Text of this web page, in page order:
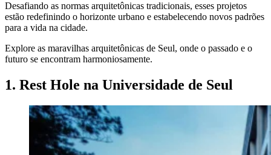
Desafiando as normas arquitetônicas tradicionais, esses projetos
estão redefinindo o horizonte urbano e estabelecendo novos padrões
para a vida na cidade.
Explore as maravilhas arquitetônicas de Seul, onde o passado e o
futuro se encontram harmoniosamente.
1. Rest Hole na Universidade de Seul